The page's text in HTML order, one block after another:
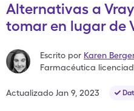
Alternativas a
tomar en lugar de
Escrito por Karen Berger
Farmacéutica
Actualizado Jan 9, 2023